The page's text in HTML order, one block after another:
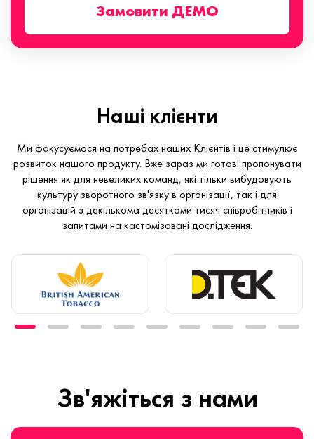
Замовити ДЕМО
Наші клієнти
Ми фокусуємося на потребах наших Клієнтів і це стимулює
розвиток нашого продукту. Вже зараз ми готові пропонувати
рішення як для невеликих команд, які тільки вибудовують
культуру зворотного зв'язку в організації, так і для
організацій з декількома десятками тисяч співробітників і
запитами на кастомізовані дослідження.
Зв'яжіться з нами